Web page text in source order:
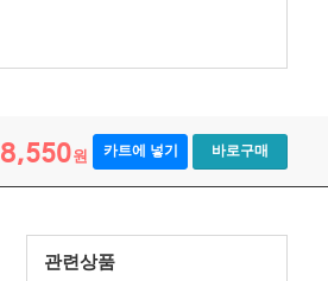
8,550원 카트에 넣기 바로구매
관련상품